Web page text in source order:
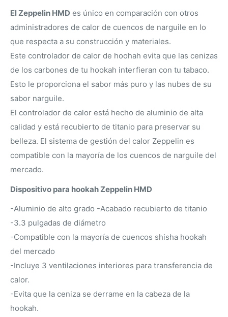
El Zeppelin HMD es único en comparación con otros
administradores de calor de cuencos de narguile en lo
que respecta a su construcción y materiales.
Este controlador de calor de hoohah evita que las cenizas
de los carbones de tu hookah interfieran con tu tabaco.
Esto le proporciona el sabor más puro y las nubes de su
sabor narguile.
El controlador de calor está hecho de aluminio de alta
calidad y está recubierto de titanio para preservar su
belleza. El sistema de gestión del calor Zeppelin es
compatible con la mayoría de los cuencos de narguile del
mercado.
Dispositivo para hookah Zeppelin HMD
-Aluminio de alto grado -Acabado recubierto de titanio
-3.3 pulgadas de diámetro
-Compatible con la mayoría de cuencos shisha hookah
del mercado
-Incluye 3 ventilaciones interiores para transferencia de
calor.
-Evita que la ceniza se derrame en la cabeza de la
hookah.